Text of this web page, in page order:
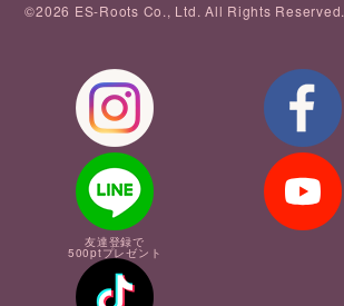
©2026 ES-Roots Co., Ltd. All Rights Reserved.
友達登録で
500ptプレゼント